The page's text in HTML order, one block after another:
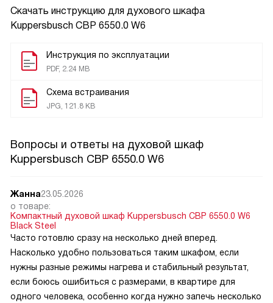
Скачать инструкцию для духового шкафа
Kuppersbusch CBP 6550.0 W6
Инструкция по эксплуатации
PDF, 2.24 MB
Схема встраивания
JPG, 121.8 KB
Вопросы и ответы на духовой шкаф
Kuppersbusch CBP 6550.0 W6
Жанна23.05.2026
о товаре:
Компактный духовой шкаф Kuppersbusch CBP 6550.0 W6
Black Steel
Часто готовлю сразу на несколько дней вперед.
Насколько удобно пользоваться таким шкафом, если
нужны разные режимы нагрева и стабильный результат,
если боюсь ошибиться с размерами, в квартире для
одного человека, особенно когда нужно запечь несколько